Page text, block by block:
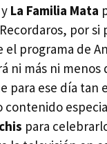
y La Familia Mata
por si
programa de
ni más ni menos
para ese día tan
contenido
para